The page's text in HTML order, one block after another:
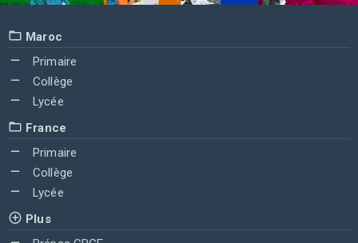
Maroc
Primaire
Collège
Lycée
France
Primaire
Collège
Lycée
Plus